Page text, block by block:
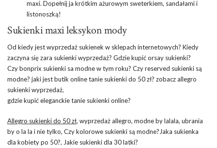
maxi. Dopełnij ja krótkim ażurowym sweterkiem, sandałami i
listonoszką!
Sukienki maxi leksykon mody
Od kiedy jest wyprzedaż sukienek w sklepach internetowych? Kiedy
zaczyna się zara sukienki wyprzedaż? Gdzie kupić orsay sukienki?
Czy bonprix sukienki sa modne w tym roku? Czy reserved sukienki są
modne? jaki jest butik online tanie sukienki do 50 zł? zobacz allegro
sukienki wyprzedaż,
gdzie kupić eleganckie tanie sukienki online?
Allegro sukienki do 50 zł, wyprzedaż allegro, modne by lalala, ubrania
by o la la i nie tylko, Czy kolorowe sukienki są modne?Jaka sukienka
dla kobiety po 50?, Jakie sukienki dla 30 latki?